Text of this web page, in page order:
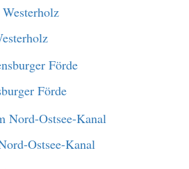
Förde
Ostsee-Kanal